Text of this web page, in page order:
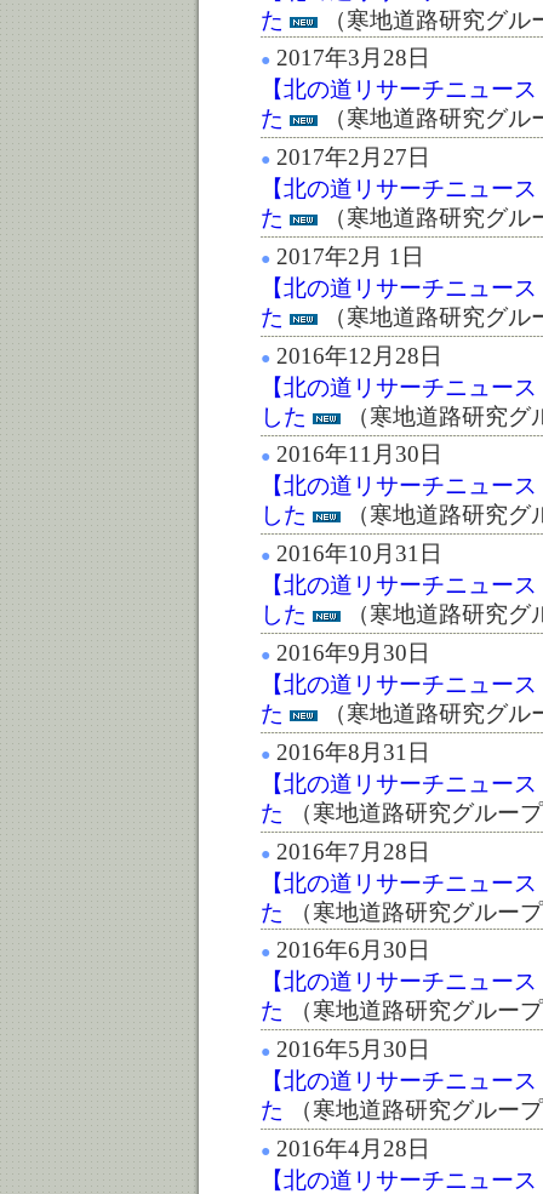
た
（寒地道路研究グル
● 2017年3月28日
【北の道リサーチニュー
た
（寒地道路研究グル
● 2017年2月27日
【北の道リサーチニュー
た
（寒地道路研究グル
● 2017年2月 1日
【北の道リサーチニュー
た
（寒地道路研究グル
● 2016年12月28日
【北の道リサーチニュー
した
（寒地道路研究グ
● 2016年11月30日
【北の道リサーチニュー
した
（寒地道路研究グ
● 2016年10月31日
【北の道リサーチニュー
した
（寒地道路研究グ
● 2016年9月30日
【北の道リサーチニュー
た
（寒地道路研究グル
● 2016年8月31日
【北の道リサーチニュー
た （寒地道路研究グルー
● 2016年7月28日
【北の道リサーチニュー
た （寒地道路研究グルー
● 2016年6月30日
【北の道リサーチニュー
た （寒地道路研究グルー
● 2016年5月30日
【北の道リサーチニュー
た （寒地道路研究グルー
● 2016年4月28日
【北の道リサーチニュー